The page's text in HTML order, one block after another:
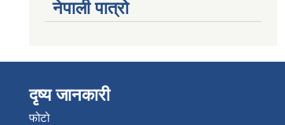
नेपाली पात्रो
दृष्य जानकारी
फोटो